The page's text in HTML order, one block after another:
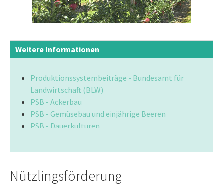
Weitere Informationen
Produktionssystembeiträge - Bundesamt für
Landwirtschaft (BLW)
PSB - Ackerbau
PSB - Gemüsebau und einjährige Beeren
PSB - Dauerkulturen
Nützlingsförderung